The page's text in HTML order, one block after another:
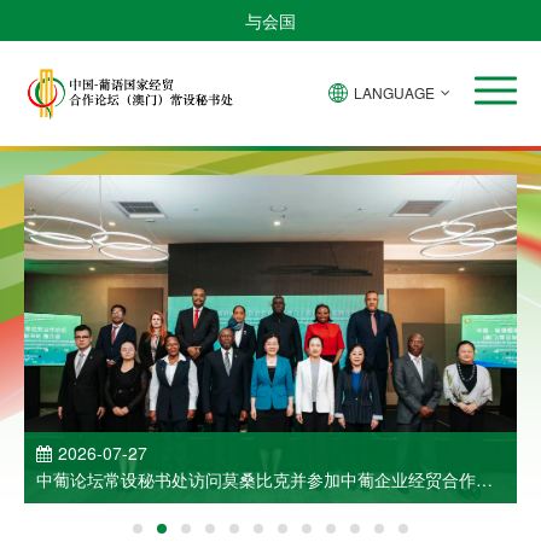
与会国
LANGUAGE
2026-07-27
中葡论坛常设秘书处访问莫桑比克并参加中葡企业经贸合作洽
谈会